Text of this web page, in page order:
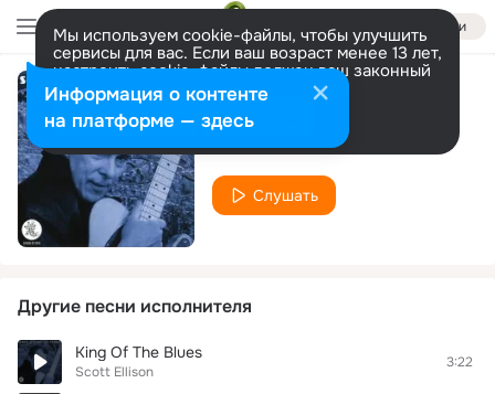
Войти
Мы используем cookie-файлы, чтобы улучшить
сервисы для вас. Если ваш возраст менее 13 лет,
настроить cookie-файлы должен ваш законный
представитель. Больше информации
Разрешить все Настроить
Big Blue Car
Scott Ellison
Слушать
Другие песни исполнителя
King Of The Blues
Scott Ellison
3:22
Информация о контенте
на платформе — здесь